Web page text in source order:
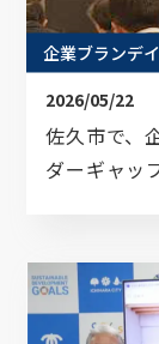
企業ブランデ
2026/05/22
佐久市で、
ダーギャッ